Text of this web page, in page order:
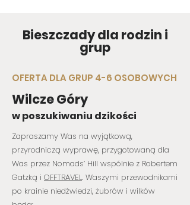
Bieszczady dla rodzin i
grup
OFERTA DLA GRUP 4-6 OSOBOWYCH
Wilcze Góry
w poszukiwaniu dzikości
Zapraszamy Was na wyjątkową,
przyrodniczą wyprawę, przygotowaną dla
Was przez Nomads’ Hill wspólnie z Robertem
Gatzką i OFFTRAVEL. Waszymi przewodnikami
po krainie niedźwiedzi, żubrów i wilków